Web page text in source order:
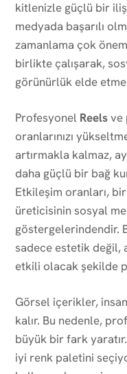
kitlenizle güçlü bir
medyada başarılı
zamanlama çok
birlikte çalışarak,
görünürlük elde
Profesyonel Reelsve
oranlarınızı
artırmakla kalmaz,
daha güçlü bir bağ
Etkileşim oranları,
üreticisinin sosyal
göstergelerindendir.
sadece estetik değil,
etkili olacak şekilde
Görsel içerikler,
kalır. Bu nedenle,
büyük bir fark
iyi renk paletini